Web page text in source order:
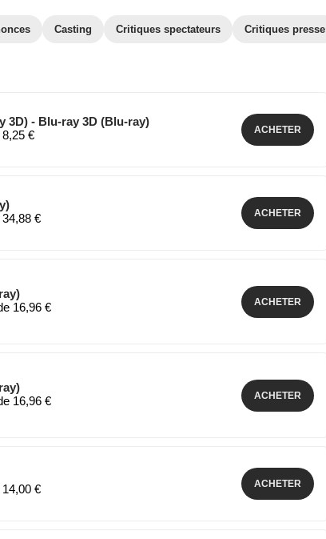
Casting Critiques spectateurs Critiques presse
3D) - Blu-ray 3D (Blu-ray)
€
ACHETER
€
ACHETER
16,96 €
ACHETER
16,96 €
ACHETER
€
ACHETER